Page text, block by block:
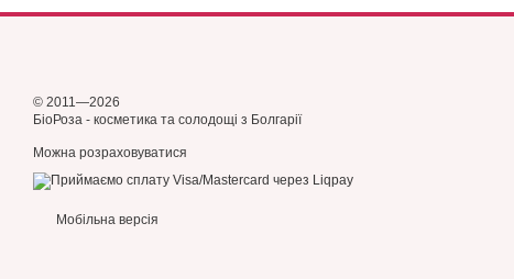
© 2011—2026
БіоРоза - косметика та солодощі з Болгарії
Можна розраховуватися
Мобільна версія